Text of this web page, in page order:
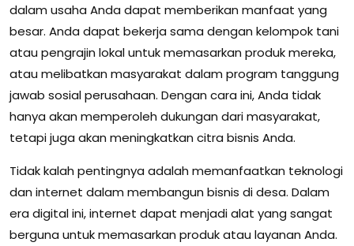
dalam usaha Anda dapat memberikan manfaat yang
besar. Anda dapat bekerja sama dengan kelompok tani
atau pengrajin lokal untuk memasarkan produk mereka,
atau melibatkan masyarakat dalam program tanggung
jawab sosial perusahaan. Dengan cara ini, Anda tidak
hanya akan memperoleh dukungan dari masyarakat,
tetapi juga akan meningkatkan citra bisnis Anda.
Tidak kalah pentingnya adalah memanfaatkan teknologi
dan internet dalam membangun bisnis di desa. Dalam
era digital ini, internet dapat menjadi alat yang sangat
berguna untuk memasarkan produk atau layanan Anda.